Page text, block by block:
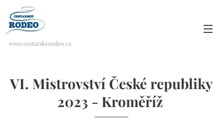
www.cestarskerodeo.cz
VI. Mistrovství České republiky
2023 - Kroměříž